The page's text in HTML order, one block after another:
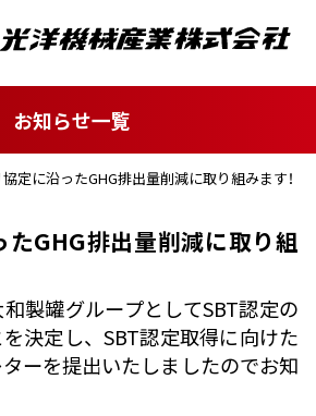
お知らせ一覧
定に沿ったGHG排出量削減に取り組みます！
たGHG排出量削減に取り組
製罐グループとしてSBT認定の
決定し、SBT認定取得に向けた
ーを提出いたしましたのでお知